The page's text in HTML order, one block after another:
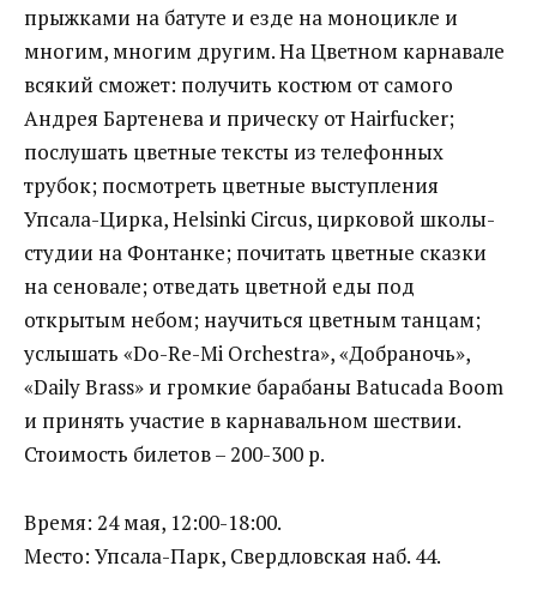
прыжками на батуте и езде на моноцикле и
многим, многим другим. На Цветном карнавале
всякий сможет: получить костюм от самого
Андрея Бартенева и прическу от Hairfucker;
послушать цветные тексты из телефонных
трубок; посмотреть цветные выступления
Упсала-Цирка, Helsinki Circus, цирковой школы-
студии на Фонтанке; почитать цветные сказки
на сеновале; отведать цветной еды под
открытым небом; научиться цветным танцам;
услышать «Do-Re-Mi Orchestra», «Добраночь»,
«Daily Brass» и громкие барабаны Batucada Boom
и принять участие в карнавальном шествии.
Стоимость билетов – 200-300 р.
Время: 24 мая, 12:00-18:00.
Место: Упсала-Парк, Свердловская наб. 44.